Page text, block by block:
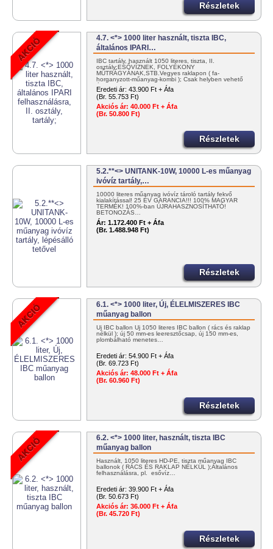
Részletek
4.7. <*> 1000 liter használt, tiszta IBC,
általános IPARI…
IBC tartály, használt 1050 literes, tiszta, II.
osztály;ESŐVÍZNEK, FOLYÉKONY
MŰTRÁGYÁNAK,STB.Vegyes raklapon ( fa-
horganyzott-műanyag-kombi ); Csak helyben vehető
át! Nagyobb…
Eredeti ár: 43.900 Ft + Áfa
(Br. 55.753 Ft)
Akciós ár: 40.000 Ft + Áfa
(Br. 50.800 Ft)
Részletek
5.2.**<> UNITANK-10W, 10000 L-es műanyag
ivóvíz tartály,…
10000 literes műanyag ivóvíz tároló tartály fekvő
kialakítással! 25 ÉV GARANCIA!!! 100% MAGYAR
TERMÉK! 100%-ban ÚJRAHASZNOSÍTHATÓ!
BETONOZÁS…
Ár: 1.172.400 Ft + Áfa
(Br. 1.488.948 Ft)
Részletek
6.1. <*> 1000 liter, Új, ÉLELMISZERES IBC
műanyag ballon
Új IBC ballon Új 1050 literes IBC ballon ( rács és raklap
nélkül ); új 50 mm-es leeresztőcsap, új 150 mm-es,
plombálható menetes…
Eredeti ár: 54.900 Ft + Áfa
(Br. 69.723 Ft)
Akciós ár: 48.000 Ft + Áfa
(Br. 60.960 Ft)
Részletek
6.2. <*> 1000 liter, használt, tiszta IBC
műanyag ballon
Használt, 1050 literes HD-PE, tiszta műanyag IBC
ballonok ( RÁCS ÉS RAKLAP NÉLKÜL );Általános
felhasználásra, pl. esővíz…
Eredeti ár: 39.900 Ft + Áfa
(Br. 50.673 Ft)
Akciós ár: 36.000 Ft + Áfa
(Br. 45.720 Ft)
Részletek